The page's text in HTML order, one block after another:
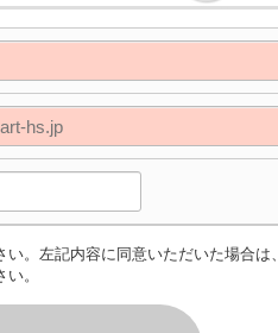
い。左記内容に同意いただいた場合は
い。